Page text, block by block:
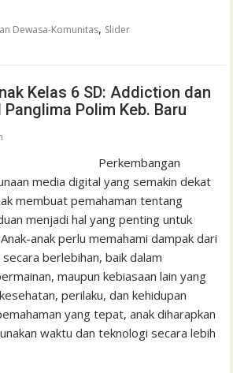
Dewasa-Komunitas, Slider
Kelas 6 SD: Addiction dan
Panglima Polim Keb. Baru
Perkembangan
media digital yang semakin dekat
membuat pemahaman tentang
menjadi hal yang penting untuk
anak perlu memahami dampak dari
berlebihan, baik dalam
maupun kebiasaan lain yang
perilaku, dan kehidupan
yang tepat, anak diharapkan
waktu dan teknologi secara lebih